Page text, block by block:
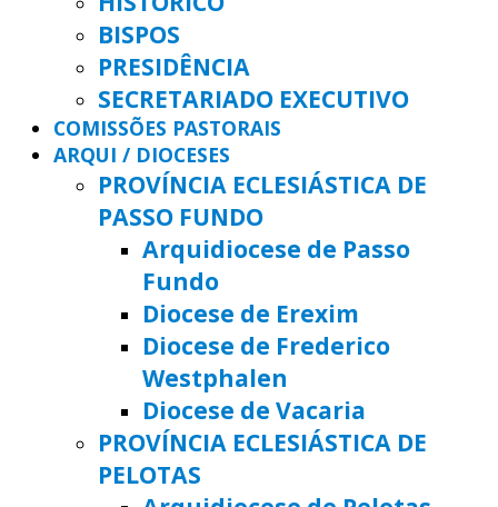
BISPOS
PRESIDÊNCIA
SECRETARIADO EXECUTIVO
COMISSÕES PASTORAIS
ARQUI / DIOCESES
PROVÍNCIA ECLESIÁSTICA DE
PASSO FUNDO
Arquidiocese de Passo
Fundo
Diocese de Erexim
Diocese de Frederico
Westphalen
Diocese de Vacaria
PROVÍNCIA ECLESIÁSTICA DE
PELOTAS